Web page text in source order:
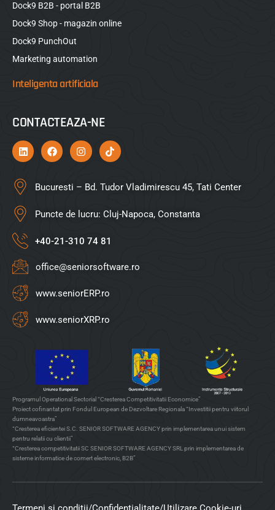
Dock9 B2B - portal B2B
Dock9 Shop - magazin online
Dock9 PunchOut
Marketing automation
Inteligenta artificiala
Programul Operational Sectorial “Cresterea Competitivitatii Economice”
Proiect cofinantat prin Fondul European de Dezvoltare Regionala “Investitii pentru viitorul
dumneavoastra”
“Cresterea eficientei S.C. SENIOR SOFTWARE AGENCY prin implementarea unui sistem
pentru relatii cu clientii”
“Cresterea competitivitatii SC SENIOR SOFTWARE AGENCY SRL prin implementarea de
sisteme informatice de comert electronic, B2B”
CONTACTEAZA-NE
Bucuresti – Bd. Tudor Vladimirescu 45, Tati Center
Puncte de lucru: Cluj-Napoca, Constanta
+40-21-310 74 81
office@seniorsoftware.ro
www.seniorERP.ro
www.seniorXRP.ro